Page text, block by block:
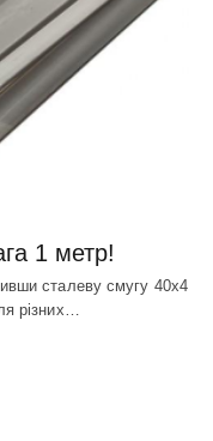
1 метр!
сталеву смугу 40х4
різних…